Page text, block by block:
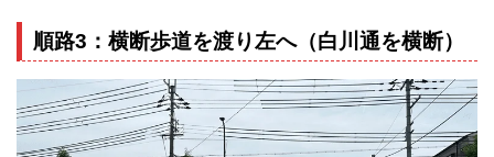
順路3：横断歩道を渡り左へ（白川通を横断）